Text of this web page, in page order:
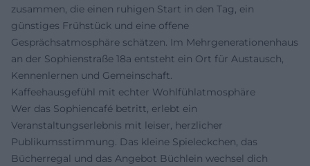
zusammen, die einen ruhigen Start in den Tag, ein
günstiges Frühstück und eine offene
Gesprächsatmosphäre schätzen. Im Mehrgenerationenhaus
an der Sophienstraße 18a entsteht ein Ort für Austausch,
Kennenlernen und Gemeinschaft.
Kaffeehausgefühl mit echter Wohlfühlatmosphäre
Wer das Sophiencafé betritt, erlebt ein
Veranstaltungserlebnis mit leiser, herzlicher
Publikumsstimmung. Das kleine Spieleckchen, das
Bücherregal und das Angebot Büchlein wechsel dich